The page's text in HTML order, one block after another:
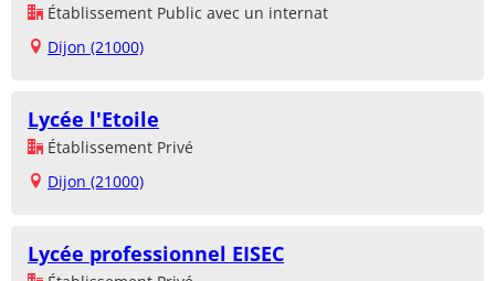
Établissement Public avec un internat
Dijon (21000)
Lycée l'Etoile
Établissement Privé
Dijon (21000)
Lycée professionnel EISEC